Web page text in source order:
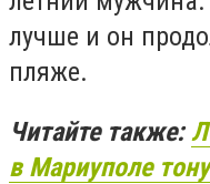
лучше и он
пляже.
Читайте также:
в Мариуполе